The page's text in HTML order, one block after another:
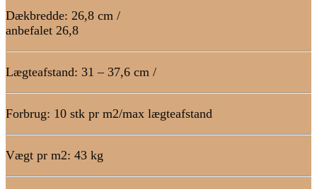
Dækbredde: 26,8 cm /
anbefalet 26,8
Lægteafstand: 31 – 37,6 cm /
Forbrug: 10 stk pr m2/max lægteafstand
Vægt pr m2: 43 kg